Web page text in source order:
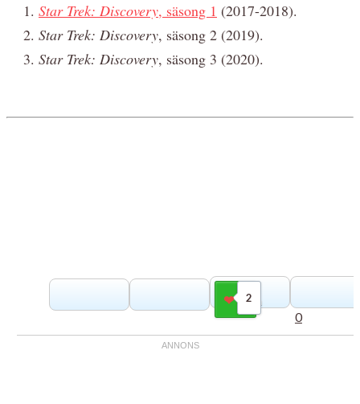
Star Trek: Discovery, säsong 1 (2017-2018).
Star Trek: Discovery, säsong 2 (2019).
Star Trek: Discovery, säsong 3 (2020).
2
Gilla
0